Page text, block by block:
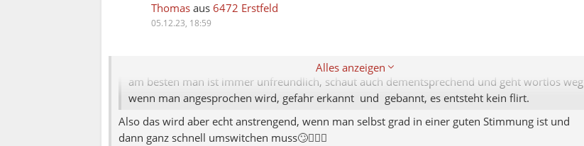
Thomas aus 6472 Erstfeld
05.12.23, 18:59
Alles anzeigen
Vanessa:
am besten man ist immer unfreundlich, schaut auch dementsprechend und geht wortlos weg
wenn man angesprochen wird, gefahr erkannt und gebannt, es entsteht kein flirt.
Also das wird aber echt anstrengend, wenn man selbst grad in einer guten Stimmung ist und
dann ganz schnell umswitchen muss🙄🤦🏼‍♀️